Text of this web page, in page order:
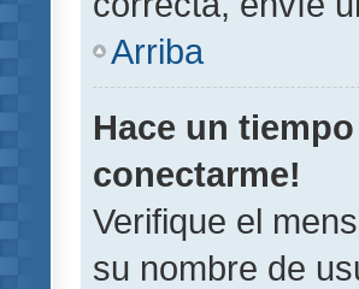
Arriba
Hace un
conectarme!
Verifique el
su nombre de